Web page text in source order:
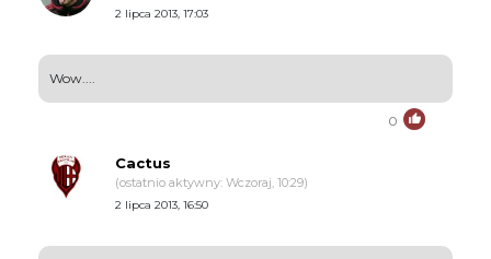
2 lipca 2013, 17:03
Wow....
0
Cactus
(ostatnio aktywny: Wczoraj, 10:29)
2 lipca 2013, 16:50